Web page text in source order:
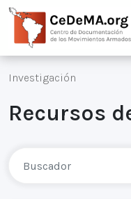
Investigación
Recursos